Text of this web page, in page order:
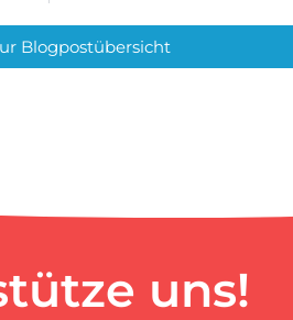
Blogpostübersicht
uns!